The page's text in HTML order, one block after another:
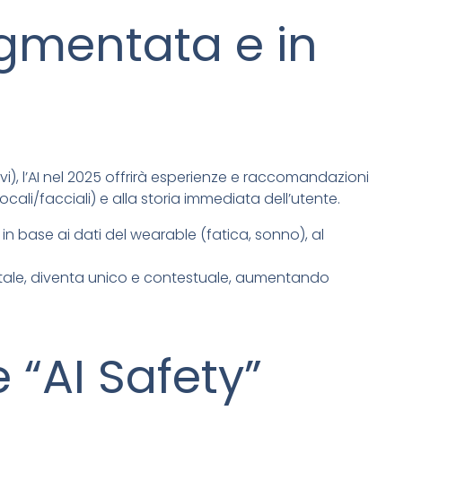
e in
l’AI nel 2025 offrirà esperienze e raccomandazioni
facciali) e alla storia immediata dell’utente.
base ai dati del wearable (fatica, sonno), al
diventa unico e contestuale, aumentando
Safety”